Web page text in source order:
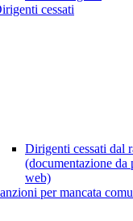
cessati
Dirigenti cessati dal
(documentazione da
web)
per mancata